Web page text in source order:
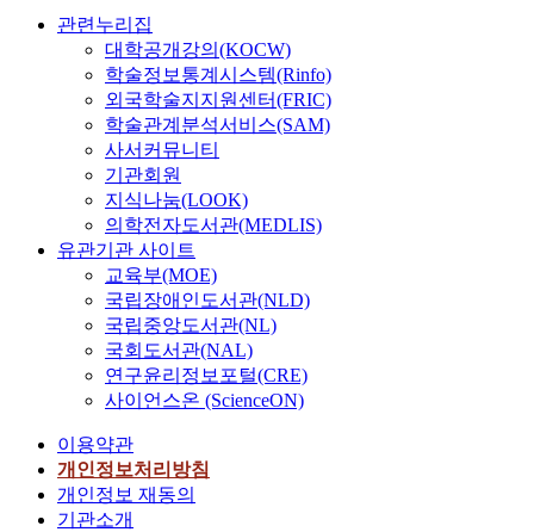
관련누리집
대학공개강의(KOCW)
학술정보통계시스템(Rinfo)
외국학술지지원센터(FRIC)
학술관계분석서비스(SAM)
사서커뮤니티
기관회원
지식나눔(LOOK)
의학전자도서관(MEDLIS)
유관기관 사이트
교육부(MOE)
국립장애인도서관(NLD)
국립중앙도서관(NL)
국회도서관(NAL)
연구윤리정보포털(CRE)
사이언스온 (ScienceON)
이용약관
개인정보처리방침
개인정보 재동의
기관소개